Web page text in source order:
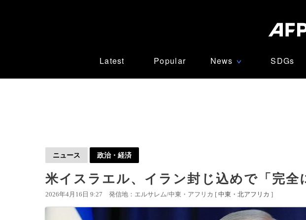
Latest Popular News ∨ SDGs
ニュース 政治・経済
米イスラエル、イラン封じ込めで「完全
2026年4月16日 9:27 発信地：エルサレム/中東・アフリカ [ 中東・北アフリカ ]